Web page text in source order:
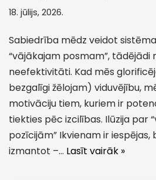
18. jūlijs, 2026.
Sabiedrība mēdz veidot
“vājākajam posmam”, tādējādi
neefektivitāti. Kad mēs
bezgalīgi žēlojam) viduvējību,
motivāciju tiem, kuriem ir
tiekties pēc izcilības. Ilūzija par
pozīcijām” Ikvienam ir
izmantot –… Lasīt vairāk »